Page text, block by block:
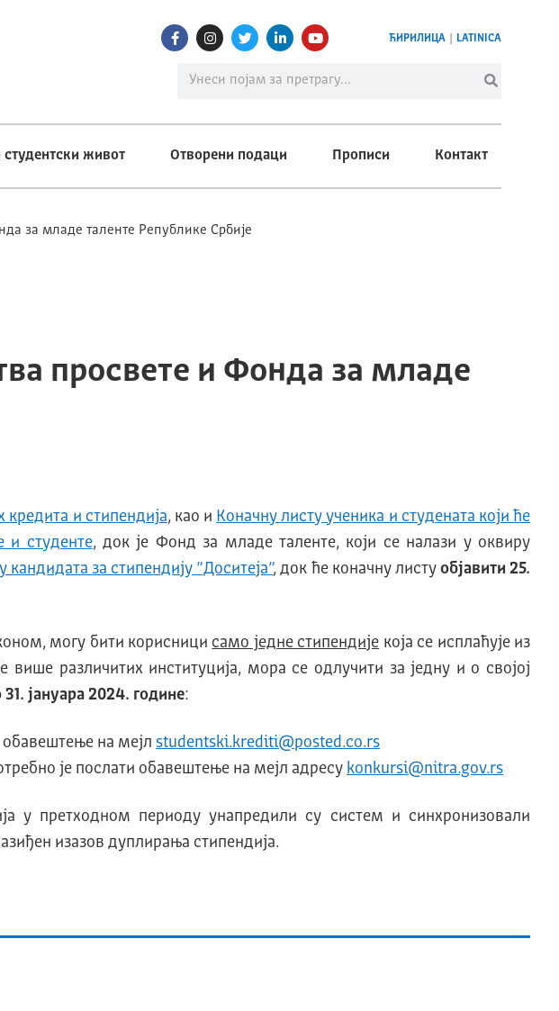
ЋИРИЛИЦА LATINICA
живот Отворени подаци Прописи Контакт
за младе таленте Републике Србије
просвете и Фонда за младе
кредита и стипендија, као и Коначну листу ученика и студената који ће
и студенте, док је Фонд за младе таленте, који се налази у оквиру
за стипендију ”Доситеја”, док ће коначну листу објавити 25.
могу бити корисници само једне стипендије која се исплаћује из
различитих институција, мора се одлучити за једну и о својој
31. јануара 2024. године:
обавештење на мејл studentski.krediti@posted.co.rs
је послати обавештење на мејл адресу konkursi@nitra.gov.rs
у претходном периоду унапредили су систем и синхронизовали
изазов дуплирања стипендија.